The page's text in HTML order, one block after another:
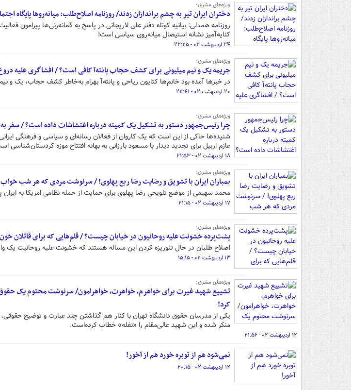
ویژه‌های مشرق؛
دختران ایران تیر به چشم براندازان زدند/ روزنامه اصلاح‌طلب: میانه‌روها پایگاه
روزنامه همدلی: بیانیه کوتاه دفتر علی لاریجانی در پاسخ به گمانه‌زنی‌ها پیرامون
کنایه‌آمیز نشانه استیصال میانه‌روی سیاسی است!
۲۴ اردیبهشت ۰۲ - ۲۲:۲۵
ویژه‌های مشرق؛
جریمه یک و نیم میلیونی برای کشف حجاب پانته‌آ کافی است؟ / افشاگری علیه
در خبرها آمده بود خانم‌ها کتایون ریاحی و پانته‌آ بهرام به‌خاطر کشف حجاب، یک و
۲۰ اردیبهشت ۰۲ - ۲۲:۴۱
ویژه‌های مشرق؛
چرا رئیس‌جمهور دستور به تشکیل یک کمیته درباره اغتشاشات داده است؟ / سفر به
شنیده‌ها حاکی از این است که یک کاروان از فعالان رسانه‌ای و سیاسی و فرهنگی
عازم اربیل برای تجدید دیدار با مسعود بارزانی به بهانه افتتاح موزه کردستان‌شناسی
۱۸ اردیبهشت ۰۲ - ۲۱:۵۳
ویژه‌های مشرق؛
بمباران ایران با تشویق و رضایت رضا ربع پهلوی! / سرنوشت مردی که هر شب
محمد سهیمی از موضع تلویحی رضا پهلوی برای حمایت از حمله نظامی امریکا به ایران
۱۷ اردیبهشت ۰۲ - ۲۱:۱۵
ویژه‌های مشرق؛
پشت‌پرده خشونت علیه روحانیون در خیابان چیست؟ / قلم‌هایی که برای قاتلان
اصلاح طلبان در حال تئوریزه کردن این مساله هستند که خشونت علیه روحانیت
۱۳ اردیبهشت ۰۲ - ۱۵:۱۵
ویژه‌های مشرق؛
تشییع شهید غیرت برای خواهرم، خواهرت، خواهرامون/ سرنوشت محتوم یک
کرد!
یکی از مدرسان حقوق دانشگاه تهران با کنار هم گذاشتن چند عبارت و توضیح
منکر شده و این شهید عالی‌مقام را «نفله» خطاب کرده‌است.
۱۲ اردیبهشت ۰۲ - ۲۱:۵۶
نمی‌شود هم از توبره خورد هم از آخور!
۱۲ اردیبهشت ۰۲ - ۲۰:۱۵